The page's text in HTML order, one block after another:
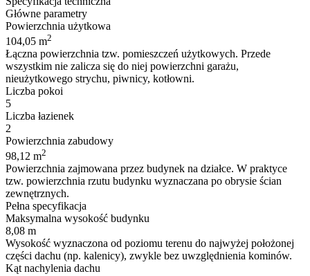
Główne parametry
Powierzchnia użytkowa
104,05 m2
Łączna powierzchnia tzw. pomieszczeń użytkowych. Przede
wszystkim nie zalicza się do niej powierzchni garażu,
nieużytkowego strychu, piwnicy, kotłowni.
Liczba pokoi
5
Liczba łazienek
2
Powierzchnia zabudowy
98,12 m2
Powierzchnia zajmowana przez budynek na działce. W praktyce
tzw. powierzchnia rzutu budynku wyznaczana po obrysie ścian
zewnętrznych.
Pełna specyfikacja
Maksymalna wysokość budynku
8,08 m
Wysokość wyznaczona od poziomu terenu do najwyżej położonej
części dachu (np. kalenicy), zwykle bez uwzględnienia kominów.
Kąt nachylenia dachu